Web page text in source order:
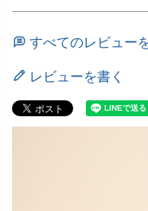
すべてのレビュー
レビューを書く